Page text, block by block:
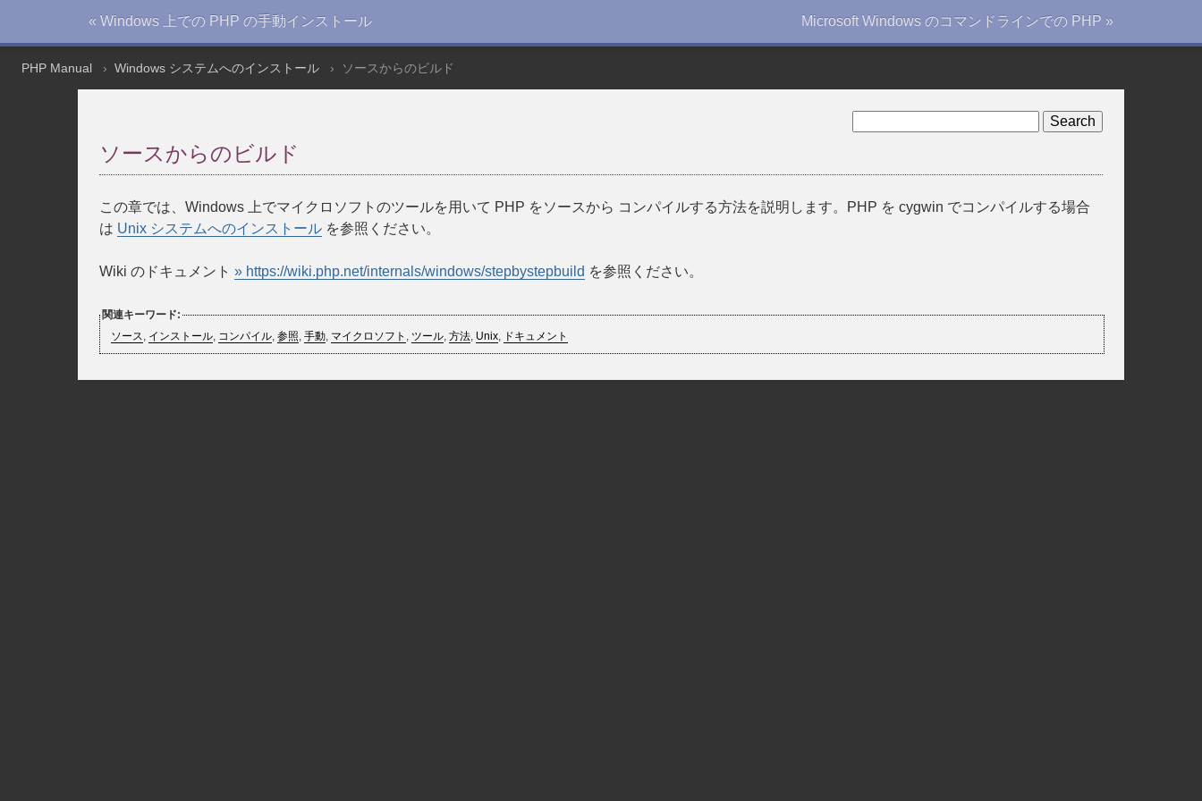
« Windows 上での PHP の手動インストール Microsoft Windows のコマンドラインでの PHP »
PHP Manual Windows システムへのインストール ソースからのビルド
ソースからのビルド
この章では、Windows 上でマイクロソフトのツールを用いて PHP をソースから コンパイルする方法を説明します。PHP を cygwin でコンパイルする場合
は Unix システムへのインストール を参照ください。
Wiki のドキュメント » https://wiki.php.net/internals/windows/stepbystepbuild を参照ください。
関連キーワード:
ソース, インストール, コンパイル, 参照, 手動, マイクロソフト , ツール, 方法, Unix, ドキュメント